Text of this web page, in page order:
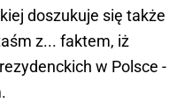
doszukuje się także
z... faktem, iż
w Polsce -